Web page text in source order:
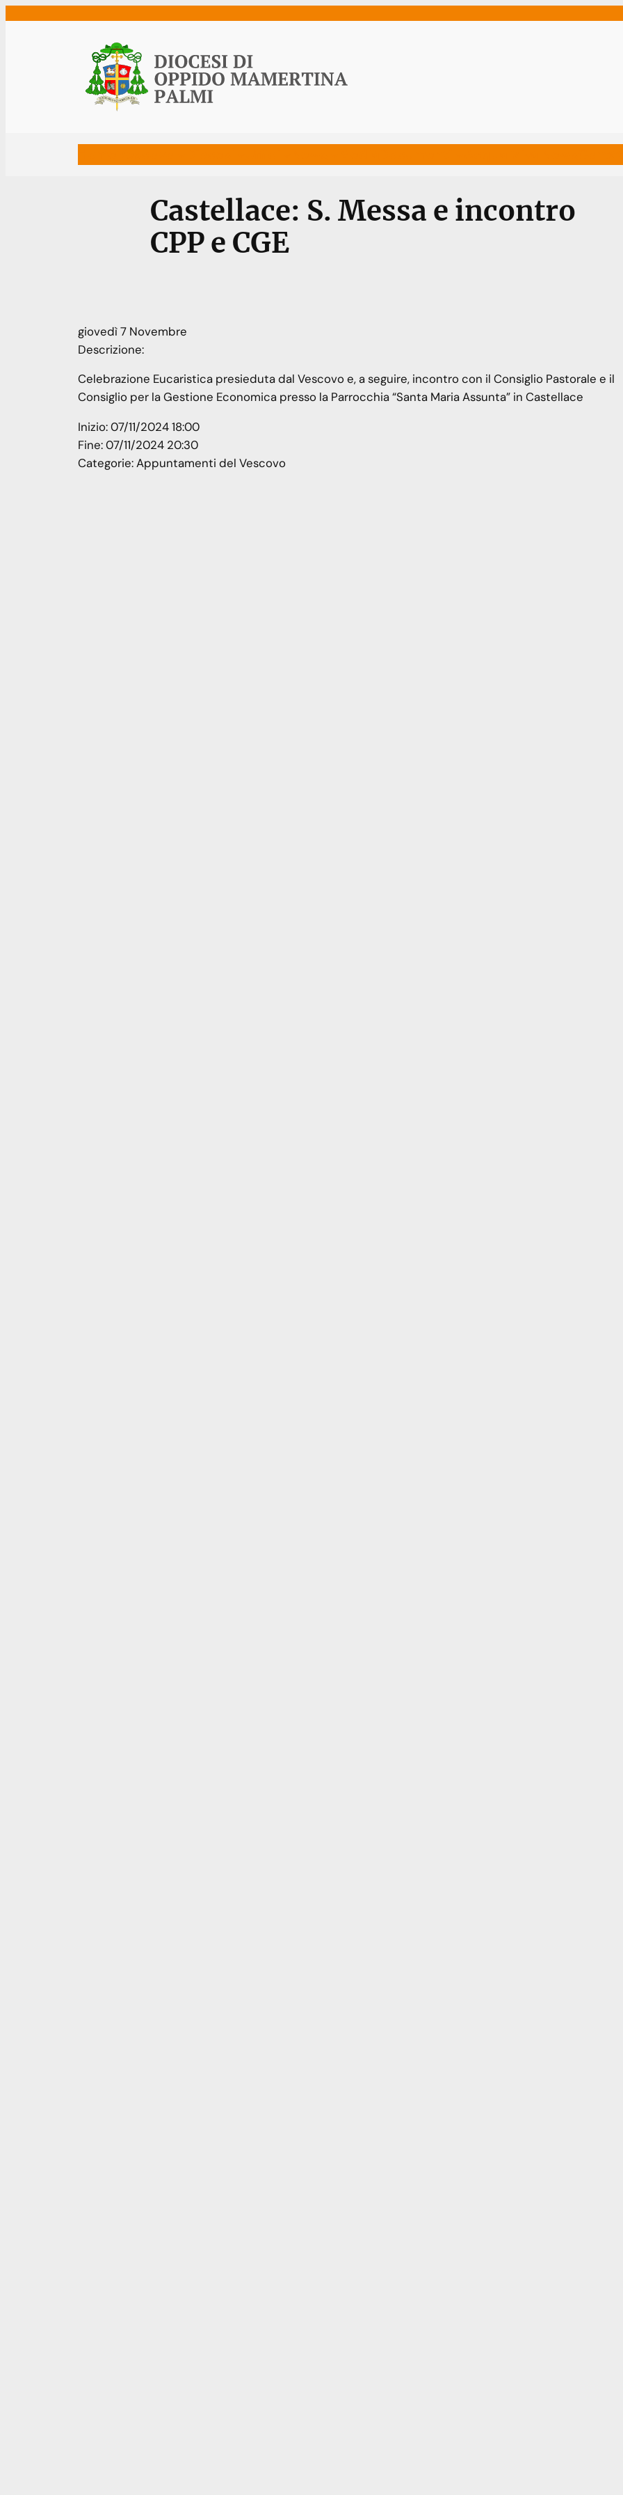
Castellace: S. Messa e incontro
CPP e CGE
giovedì7 Novembre
Descrizione:
Celebrazione Eucaristica presieduta dal Vescovo e, a seguire, incontro con il Consiglio Pastorale e il
Consiglio per la Gestione Economica presso la Parrocchia “Santa Maria Assunta” in Castellace
Inizio:07/11/2024 18:00
Fine:07/11/2024 20:30
Categorie:Appuntamenti del Vescovo